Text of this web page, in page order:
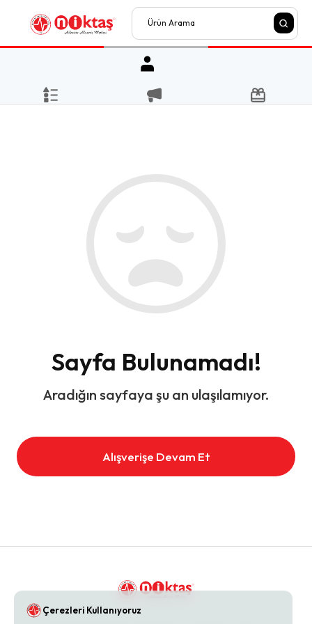
Sayfa Bulunamadı!
Aradığın sayfaya şu an ulaşılamıyor.
Alışverişe Devam Et
Çerezleri Kullanıyoruz